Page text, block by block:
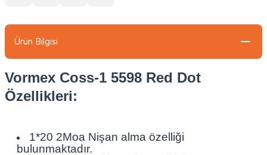
Ürün Bilgisi
Vormex Coss-1 5598 Red Dot
Özellikleri:
1*20 2Moa Nişan alma özelliği
bulunmaktadır.